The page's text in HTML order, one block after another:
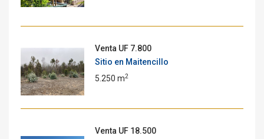
Venta UF 7.800
Sitio en Maitencillo
5.250 m2
Venta UF 18.500